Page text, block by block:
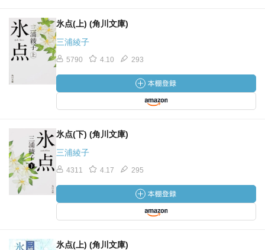
氷点(上) (角川文庫)
三浦綾子
5790 4.10 293
氷点(下) (角川文庫)
三浦綾子
4311 4.17 295
氷点(上) (角川文庫)